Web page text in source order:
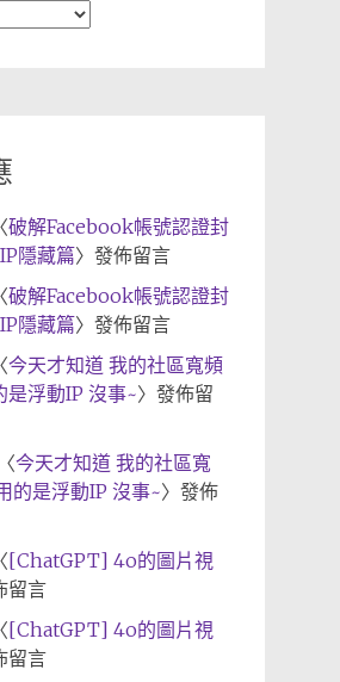
破解Facebook帳號認證封
隱藏篇〉發佈留言
破解Facebook帳號認證封
隱藏篇〉發佈留言
今天才知道 我的社區寬頻
是浮動IP 沒事~〉發佈留
今天才知道 我的社區寬
的是浮動IP 沒事~〉發佈
[ChatGPT] 4o的圖片視
留言
[ChatGPT] 4o的圖片視
留言